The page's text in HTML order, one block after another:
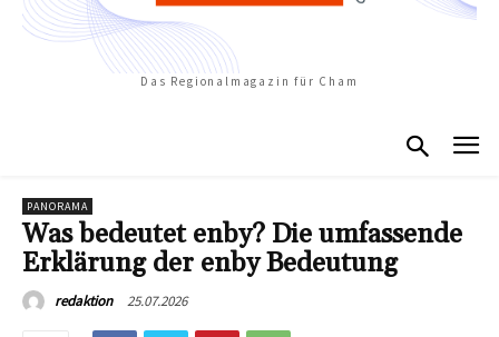
Das Regionalmagazin für Cham
PANORAMA
Was bedeutet enby? Die umfassende
Erklärung der enby Bedeutung
redaktion 25.07.2026